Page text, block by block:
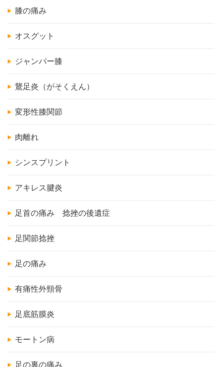
膝の痛み
オスグット
ジャンパー膝
鵞足炎（がそくえん）
変形性膝関節
肉離れ
シンスプリント
アキレス腱炎
足首の痛み 捻挫の後遺症
足関節捻挫
足の痛み
有痛性外頸骨
足底筋膜炎
モートン病
足の裏の痛み